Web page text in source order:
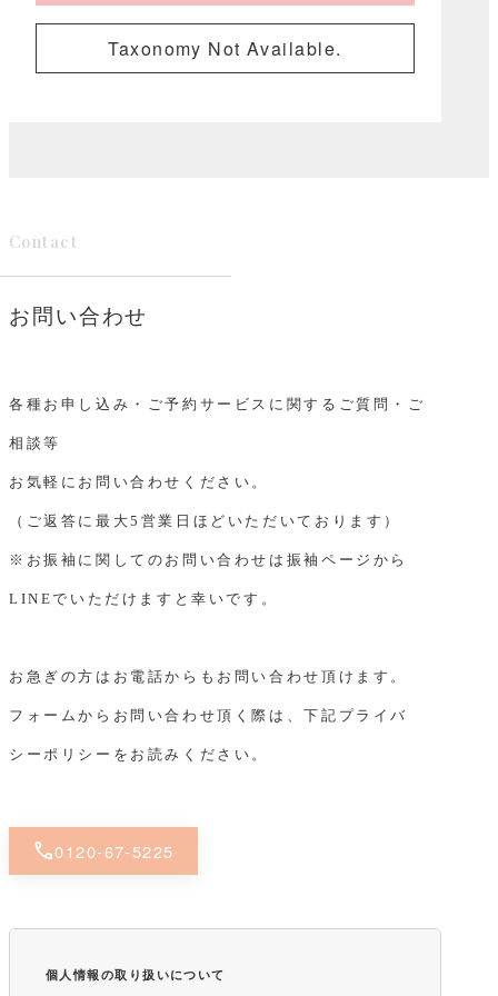
Taxonomy Not Available.
Contact
お問い合わせ
各種お申し込み・ご予約サービスに関するご質問・ご
相談等
お気軽にお問い合わせください。
（ご返答に最大5営業日ほどいただいております）
※お振袖に関してのお問い合わせは振袖ページから
LINEでいただけますと幸いです。
お急ぎの方はお電話からもお問い合わせ頂けます。
フォームからお問い合わせ頂く際は、下記プライバ
シーポリシーをお読みください。
call0120-67-5225
個人情報の取り扱いについて